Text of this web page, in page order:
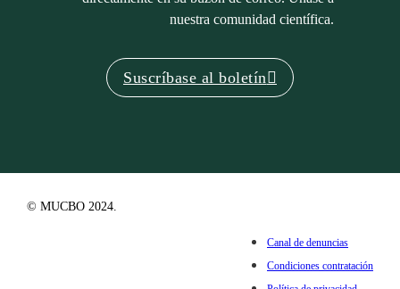
nuestra comunidad científica.
Suscríbase al boletín
© MUCBO 2024.
Canal de denuncias
Condiciones contratación